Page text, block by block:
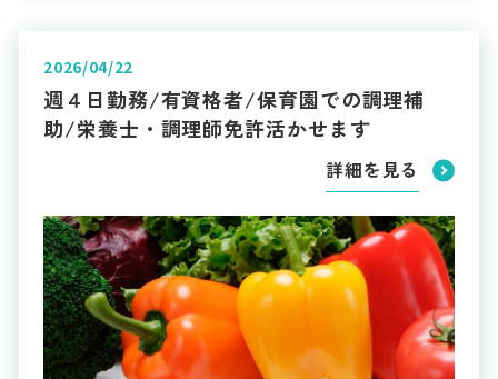
2026/04/22
週４日勤務/有資格者/保育園での調理補
助/栄養士・調理師免許活かせます
詳細を見る